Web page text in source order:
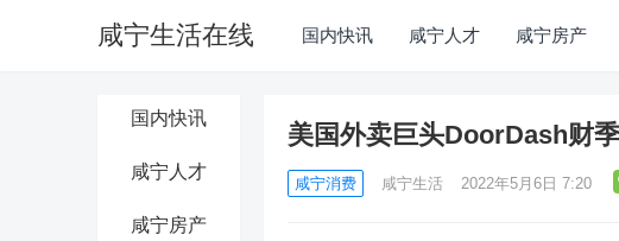
咸宁生活在线 国内快讯 咸宁人才 咸宁房产
国内快讯
咸宁人才
咸宁房产
美国外卖巨头DoorDash财
咸宁消费 咸宁生活 2022年5月6日 7:20